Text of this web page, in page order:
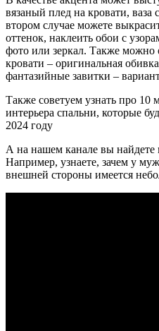
вязаный плед на кровати, ваза
втором случае можете
оттенок, наклеить обои с
фото или зеркал. Также можно
кровати – оригинальная
фантазийные завитки –
Также советуем узнать про 10
интерьера спальни, которые
2024 году
А на нашем канале вы найдете
Например, узнаете, зачем у
внешней стороны имеется